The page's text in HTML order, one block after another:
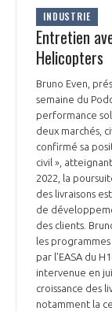
INDUSTRIE
Entretien
Helicopters
Bruno Even,
semaine du
performance
deux marchés,
confirmé sa
civil »,
2022, la
des livraisons
de
des clients.
les
par l’EASA du
intervenue en
croissance des
notamment la